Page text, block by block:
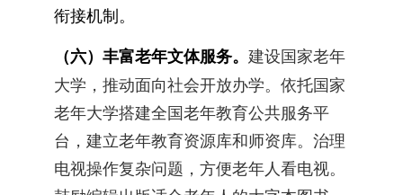
衔接机制。
（六）丰富老年文体服务。 建设国家老年
大学，推动面向社会开放办学。依托国家
老年大学搭建全国老年教育公共服务平
台，建立老年教育资源库和师资库。治理
电视操作复杂问题，方便老年人看电视。